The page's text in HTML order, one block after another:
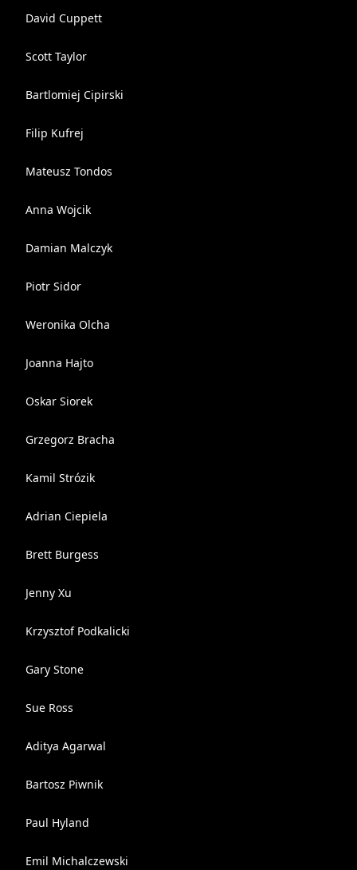
David Cuppett
Scott Taylor
Bartlomiej Cipirski
Filip Kufrej
Mateusz Tondos
Anna Wojcik
Damian Malczyk
Piotr Sidor
Weronika Olcha
Joanna Hajto
Oskar Siorek
Grzegorz Bracha
Kamil Strózik
Adrian Ciepiela
Brett Burgess
Jenny Xu
Krzysztof Podkalicki
Gary Stone
Sue Ross
Aditya Agarwal
Bartosz Piwnik
Paul Hyland
Emil Michalczewski